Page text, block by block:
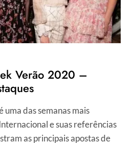
Verão 2020 –
uma das semanas mais
e suas referências
as principais apostas de